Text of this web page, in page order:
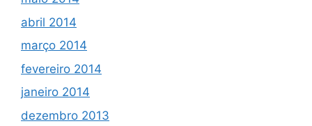
abril 2014
março 2014
fevereiro 2014
janeiro 2014
dezembro 2013